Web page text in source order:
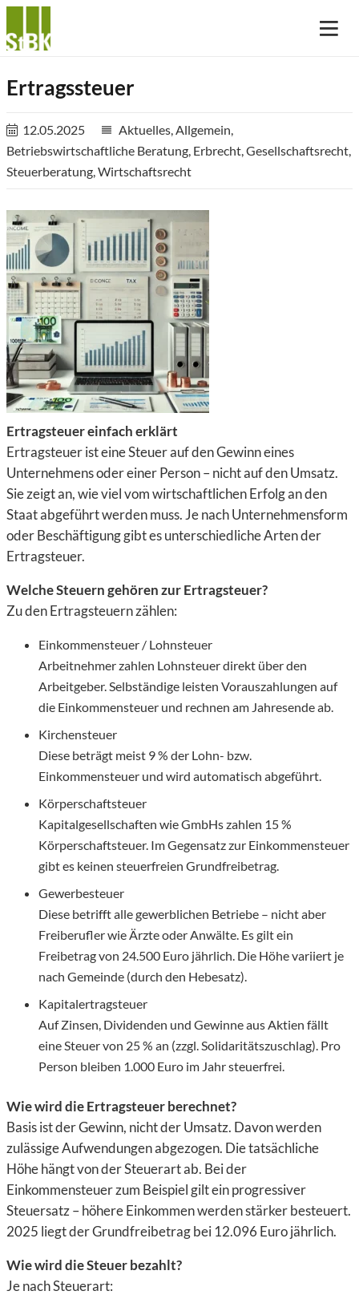
Ertragssteuer
12.05.2025 reorder Aktuelles,Allgemein,
Betriebswirtschaftliche Beratung, Erbrecht,Gesellschaftsrecht,
Steuerberatung,Wirtschaftsrecht
Ertragsteuer einfach erklärt
Ertragsteuer ist eine Steuer auf den Gewinn eines
Unternehmens oder einer Person – nicht auf den Umsatz.
Sie zeigt an, wie viel vom wirtschaftlichen Erfolg an den
Staat abgeführt werden muss. Je nach Unternehmensform
oder Beschäftigung gibt es unterschiedliche Arten der
Ertragsteuer.
Welche Steuern gehören zur Ertragsteuer?
Zu denErtragsteuernzählen:
Einkommensteuer / Lohnsteuer
Arbeitnehmer zahlen Lohnsteuer direkt über den
Arbeitgeber. Selbständige leisten Vorauszahlungen auf
die Einkommensteuer und rechnen am Jahresende ab.
Kirchensteuer
Diese beträgt meist 9 % der Lohn- bzw.
Einkommensteuer und wird automatisch abgeführt.
Körperschaftsteuer
Kapitalgesellschaften wie GmbHs zahlen 15 %
Körperschaftsteuer. Im Gegensatz zur Einkommensteuer
gibt es keinen steuerfreien Grundfreibetrag.
Gewerbesteuer
Diese betrifft alle gewerblichen Betriebe – nicht aber
Freiberufler wie Ärzte oder Anwälte. Es gilt ein
Freibetrag von 24.500 Euro jährlich. Die Höhe variiert je
nach Gemeinde (durch den Hebesatz).
Kapitalertragsteuer
Auf Zinsen, Dividenden und Gewinne aus Aktien fällt
eine Steuer von 25 % an (zzgl. Solidaritätszuschlag). Pro
Person bleiben 1.000 Euro im Jahr steuerfrei.
Wie wird die Ertragsteuer berechnet?
Basis ist der Gewinn, nicht der Umsatz. Davon werden
zulässige Aufwendungen abgezogen. Die tatsächliche
Höhe hängt von der Steuerart ab. Bei der
Einkommensteuer zum Beispiel gilt ein progressiver
Steuersatz – höhere Einkommen werden stärker besteuert.
2025 liegt der Grundfreibetrag bei 12.096 Euro jährlich.
Wie wird die Steuer bezahlt?
Je nach Steuerart: